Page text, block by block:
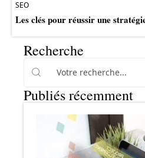
SEO
Les clés pour réussir une
Recherche
Publiés récemment